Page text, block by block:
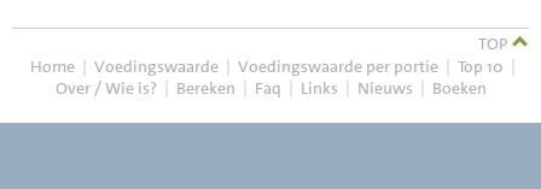
TOP
Home | Voedingswaarde | Voedingswaarde per portie | Top 10 |
Over / Wie is? | Bereken | Faq | Links | Nieuws | Boeken